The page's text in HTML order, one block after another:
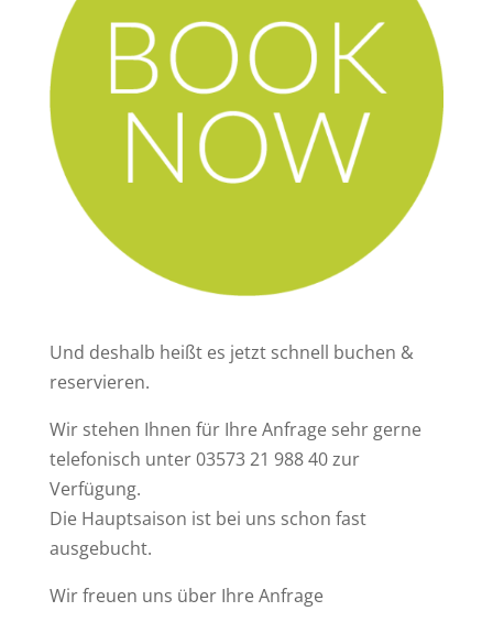
Und deshalb heißt es jetzt schnell buchen &
reservieren.
Wir stehen Ihnen für Ihre Anfrage sehr gerne
telefonisch unter 03573 21 988 40 zur
Verfügung.
Die Hauptsaison ist bei uns schon fast
ausgebucht.
Wir freuen uns über Ihre Anfrage